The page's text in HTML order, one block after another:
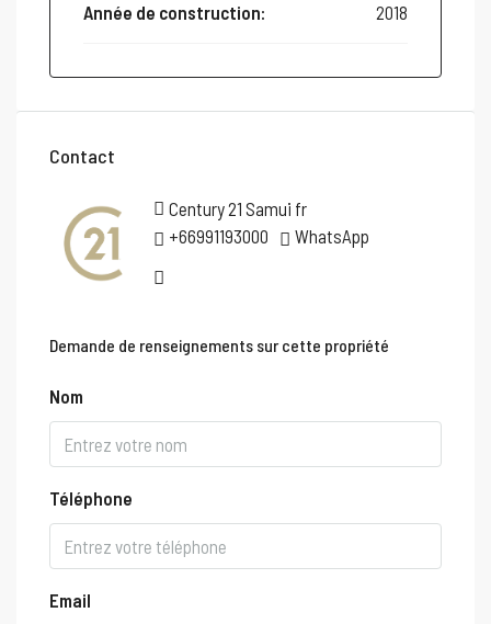
Année de construction: 2018
Contact
Century 21 Samui fr
+66991193000
WhatsApp
Demande de renseignements sur cette propriété
Nom
Téléphone
Email